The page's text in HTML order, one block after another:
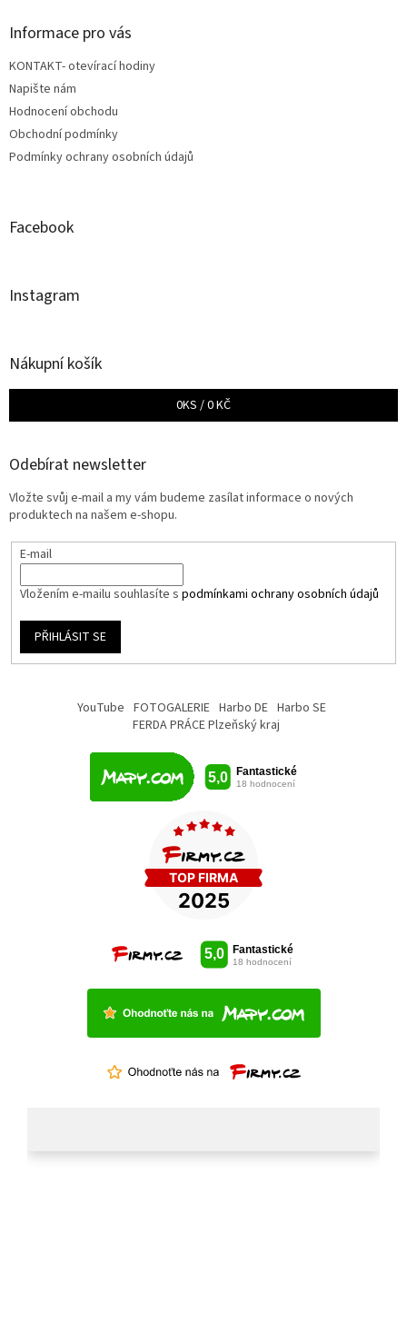
Informace pro vás
KONTAKT- otevírací hodiny
Napište nám
Hodnocení obchodu
Obchodní podmínky
Podmínky ochrany osobních údajů
Facebook
Instagram
Nákupní košík
0KS /0 KČ
Odebírat newsletter
Vložte svůj e-mail a my vám budeme zasílat informace o nových
produktech na našem e-shopu.
E-mail
Vložením e-mailu souhlasíte s podmínkami ochrany osobních údajů
PŘIHLÁSIT SE
YouTube FOTOGALERIE Harbo DE Harbo SE
FERDA PRÁCE Plzeňský kraj